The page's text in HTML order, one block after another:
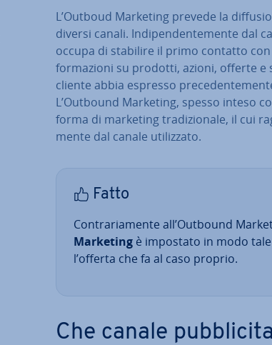
L’Outboud Marketing prevede la
diversi canali. In­di­pen­den­te­men­te dal
occupa di stabilire il primo contatto
for­ma­zio­ni su prodotti, azioni, offerte e
cliente abbia espresso
L’Outbound Marketing, spesso inteso
forma di marketing tra­di­zio­na­le, il cui
men­te dal canale uti­liz­za­to.
Fatto
Con­tra­ria­men­te all’Outbound
Marketing è impostato in modo
l’offerta che fa al caso proprio.
Che canale